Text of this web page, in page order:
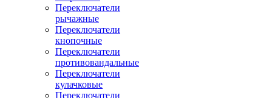
Переключатели
рычажные
Переключатели
кнопочные
Переключатели
противовандальные
Переключатели
кулачковые
Переключатели